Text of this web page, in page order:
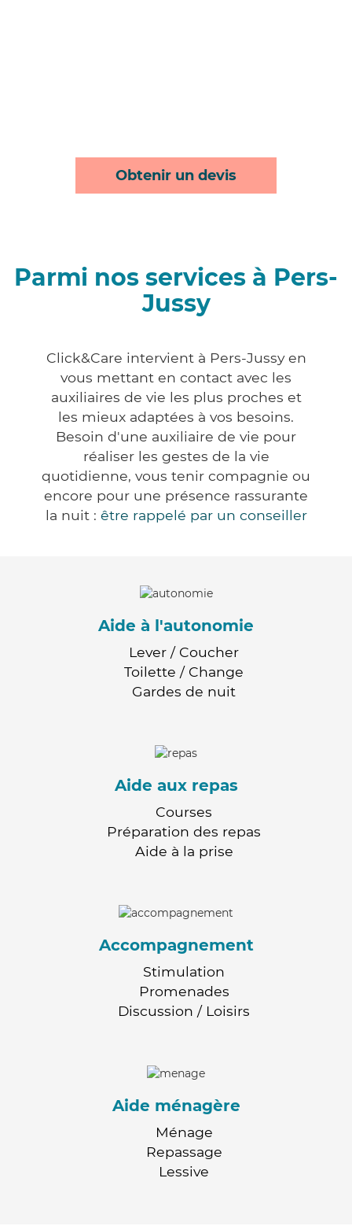
Obtenir un devis
Parmi nos services à Pers-
Jussy
Click&Care intervient à Pers-Jussy en
vous mettant en contact avec les
auxiliaires de vie les plus proches et
les mieux adaptées à vos besoins.
Besoin d'une auxiliaire de vie pour
réaliser les gestes de la vie
quotidienne, vous tenir compagnie ou
encore pour une présence rassurante
la nuit : être rappelé par un conseiller
Aide à l'autonomie
Lever / Coucher
Toilette / Change
Gardes de nuit
Aide aux repas
Courses
Préparation des repas
Aide à la prise
Accompagnement
Stimulation
Promenades
Discussion / Loisirs
Aide ménagère
Ménage
Repassage
Lessive